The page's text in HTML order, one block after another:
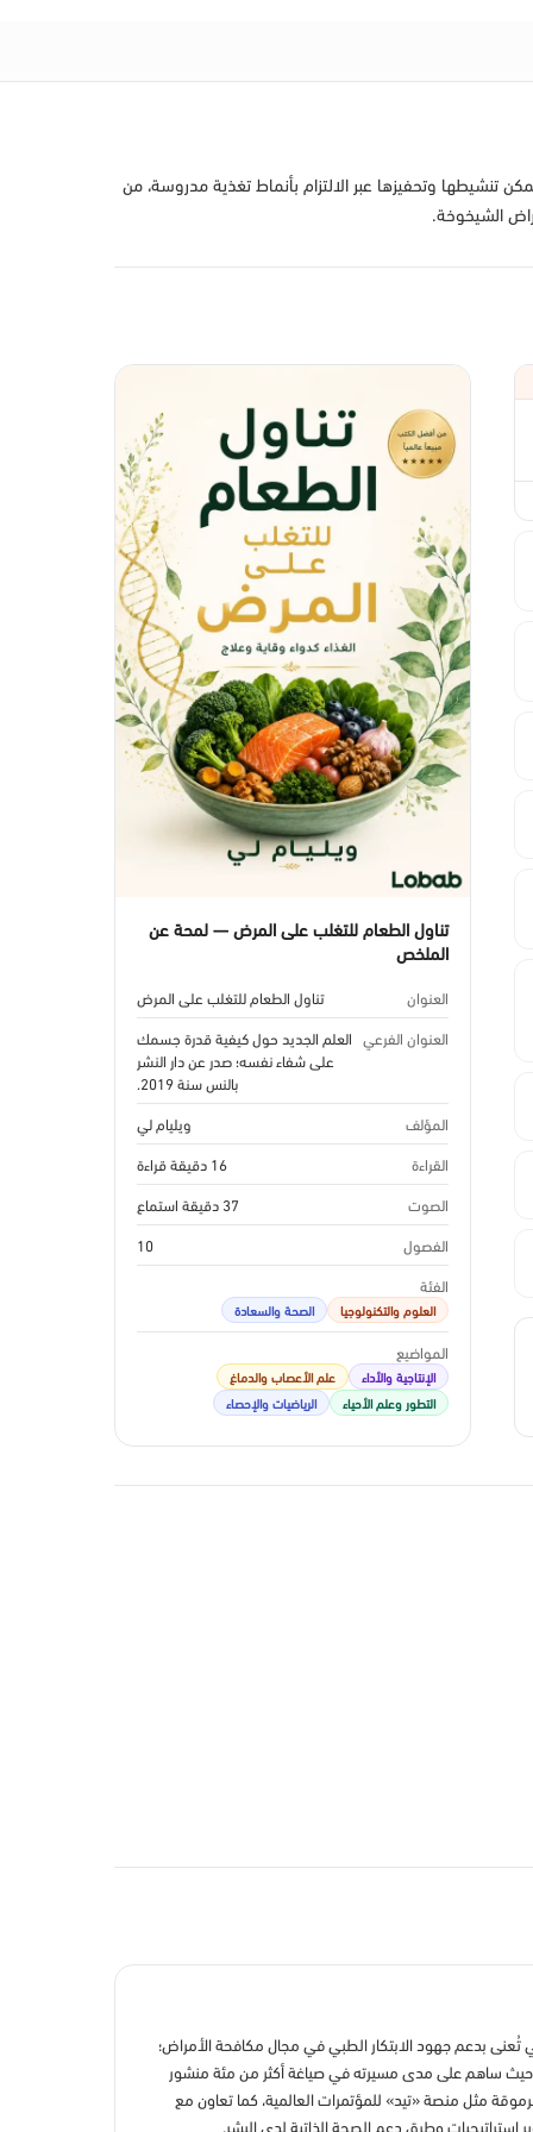
تنشيطها وتحفيزها عبر الالتزام بأنماط تغذية مدروسة، من
الشيخوخة.
تناول الطعام للتغلب على المرض — لمحة عن
الملخص
العنوان
تناول الطعام للتغلب على المرض
العنوان الفرعي العلم الجديد حول كيفية قدرة جسمك
على شفاء نفسه؛ صدر عن دار النشر
بالنس سنة 2019.
المؤلف
ويليام لي
القراءة
16 دقيقة قراءة
الصوت
37 دقيقة استماع
الفصول
10
الفئة
العلوم والتكنولوجيا الصحة والسعادة
المواضيع
الإنتاجية والأداء
علم الأعصاب والدماغ
التطور وعلم الأحياء
الرياضيات والإحصاء
بدعم جهود الابتكار الطبي في مجال مكافحة الأمراض؛
حيث ساهم على مدى مسيرته في صياغة أكثر من مئة منشور
مثل منصة «تيد» للمؤتمرات العالمية، كما تعاون مع
استراتيجيات وطرق دعم الصحة الذاتية لدى البشر.